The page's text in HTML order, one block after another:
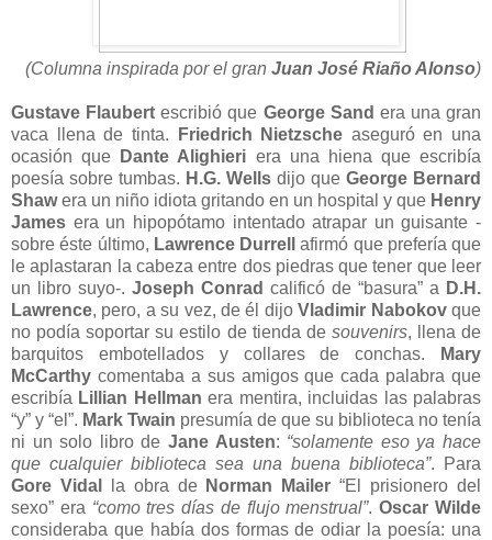
(Columna inspirada por el gran Juan José Riaño Alonso)
Gustave Flaubert escribió que George Sand era una gran
vaca llena de tinta.
Friedrich Nietzsche aseguró en una
ocasión que
Dante Alighieri era una hiena que escribía
poesía sobre tumbas. H.G. Wells dijo que George Bernard
Shawera un niño idiota gritando en un hospital y que Henry
James era un hipopótamo intentado atrapar un guisante -
sobre éste último, Lawrence Durrell
afirmó que prefería que
le aplastaran la cabeza entre dos piedras que tener que leer
un libro suyo-. Joseph Conrad calificó de “basura” a D.H.
Lawrence, pero, a su vez, de él dijoVladimir Nabokovque
no podía soportar su estilo de tienda de souvenirs, llena de
barquitos embotellados y collares de conchas.
Mary
McCarthy comentaba a sus amigos que cada palabra que
escribía Lillian Hellman era mentira, incluidas las palabras
“y” y “el”. Mark Twain presumía de que su biblioteca no tenía
ni un solo libro de Jane Austen: “solamente eso ya hace
que cualquier biblioteca sea una buena biblioteca”. Para
Gore Vidal
la obra de Norman Mailer “El prisionero del
sexo” era “como tres días de flujo menstrual”.Oscar Wilde
consideraba que había dos formas de odiar la poesía: una